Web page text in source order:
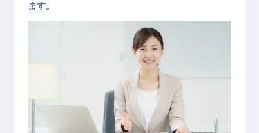
人財開発室（人事）
ます。